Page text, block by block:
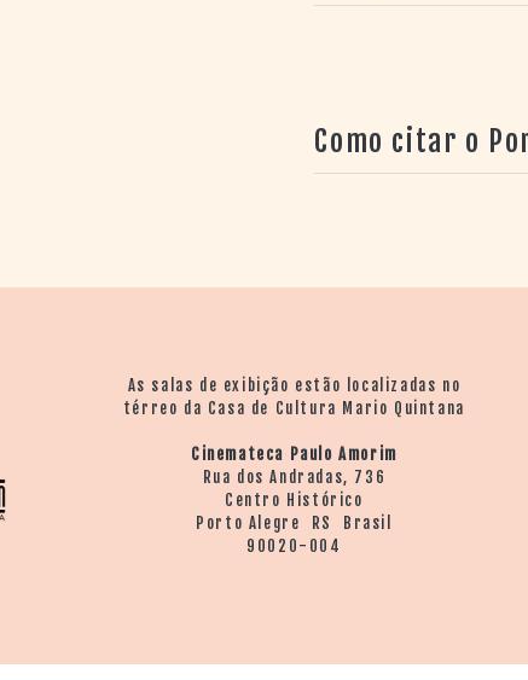
Como citar o
As salas de exibição estão localizadas no
térreo da Casa de Cultura Mario Quintana
Cinemateca Paulo Amorim
Rua dos Andradas, 736
Centro Histórico
Porto Alegre RS Brasil
90020-004